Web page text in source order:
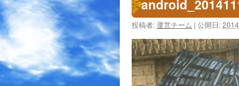
投稿者:運営チーム | 公開日: